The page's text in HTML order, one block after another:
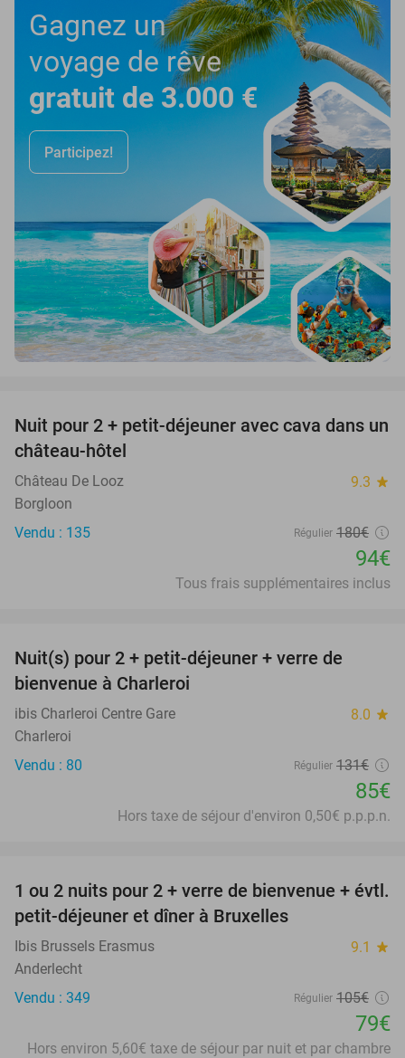
Gagnez un
voyage de rêve
gratuit de 3.000 €
Participez!
48%
Nuit pour 2 + petit-déjeuner avec cava dans un
château-hôtel
Château De Looz 9.3 star
Borgloon
Vendu : 135
Régulier 180€
94€
Tous frais supplémentaires inclus
Nuit(s) pour 2 + petit-déjeuner + verre de
bienvenue à Charleroi
ibis Charleroi Centre Gare 8.0 star
Charleroi
Vendu : 80
Régulier 131€
85€
Hors taxe de séjour d'environ 0,50€ p.p.p.n.
25%
1 ou 2 nuits pour 2 + verre de bienvenue + évtl.
petit-déjeuner et dîner à Bruxelles
Ibis Brussels Erasmus 9.1 star
Anderlecht
Vendu : 349
Régulier 105€
79€
Hors environ 5,60€ taxe de séjour par nuit et par chambre